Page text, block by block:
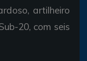
artilheiro
20, com seis